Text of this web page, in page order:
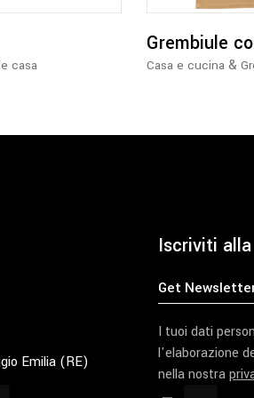
casa
Grembiule
Casa e cucina &
Emilia (RE)
Iscriviti
I tuoi dati
l'elaborazione
nella nostra